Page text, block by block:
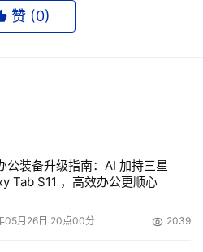
目标，在用地、用水、用能等方
优惠政策，为中卫数字产业生态
闽宁云、智算云、航天云在内的
技术案例征集”结果，发布了
却）技术应用规范》标准等重
卫）新型互联网交换中心集群网
监管平台。
赞 (0)
公装备升级指南：AI 加持三星
Tab S11 ，高效办公更顺心
05月26日 20点00分 2039